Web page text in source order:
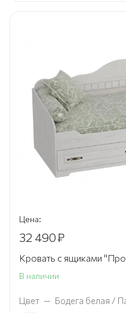
Цена:
32 490₽
Кровать с ящиками
В наличии
Цвет — Бодега белая /